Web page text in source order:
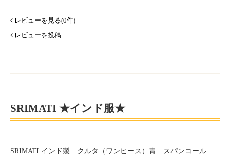
レビューを見る(0件)
レビューを投稿
SRIMATI ★インド服★
SRIMATI インド製 クルタ（ワンピース）青 スパンコール